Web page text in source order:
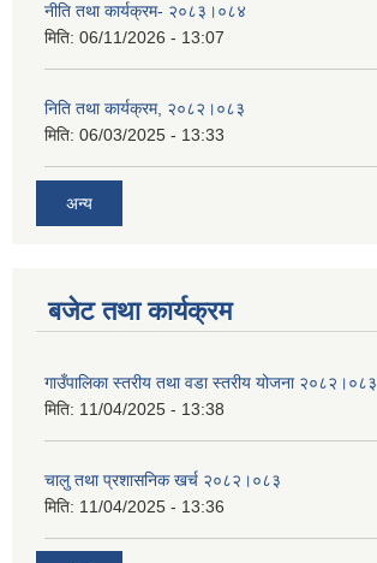
नीति तथा कार्यक्रम- २०८३।०८४
मिति: 06/11/2026 - 13:07
निति तथा कार्यक्रम, २०८२।०८३
मिति: 06/03/2025 - 13:33
अन्य
बजेट तथा कार्यक्रम
गाउँपालिका स्तरीय तथा वडा स्तरीय योजना २०८२।०८३
मिति: 11/04/2025 - 13:38
चालु तथा प्रशासनिक खर्च २०८२।०८३
मिति: 11/04/2025 - 13:36